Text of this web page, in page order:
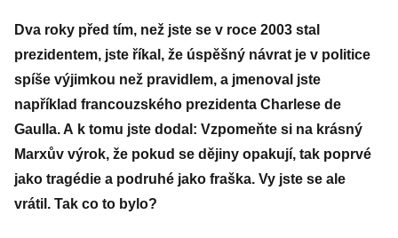
Dva roky před tím, než jste se v roce 2003 stal
prezidentem, jste říkal, že úspěšný návrat je v politice
spíše výjimkou než pravidlem, a jmenoval jste
například francouzského prezidenta Charlese de
Gaulla. A k tomu jste dodal: Vzpomeňte si na krásný
Marxův výrok, že pokud se dějiny opakují, tak poprvé
jako tragédie a podruhé jako fraška. Vy jste se ale
vrátil. Tak co to bylo?